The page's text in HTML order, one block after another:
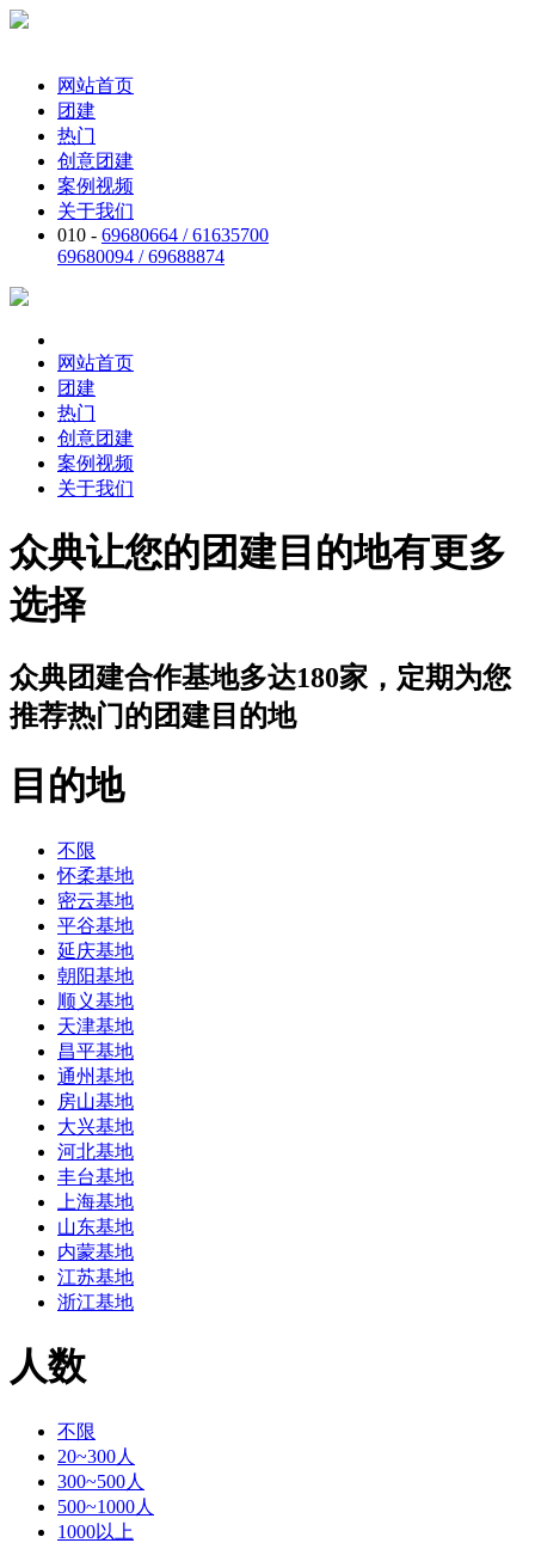
网站首页
团建
热门
创意团建
案例视频
关于我们
010 - 69680664 / 61635700
69680094 / 69688874
网站首页
团建
热门
创意团建
案例视频
关于我们
众典让您的团建目的地有更多
选择
众典团建合作基地多达180家，定期为您
推荐热门的团建目的地
目的地
不限
怀柔基地
密云基地
平谷基地
延庆基地
朝阳基地
顺义基地
天津基地
昌平基地
通州基地
房山基地
大兴基地
河北基地
丰台基地
上海基地
山东基地
内蒙基地
江苏基地
浙江基地
人数
不限
20~300人
300~500人
500~1000人
1000以上